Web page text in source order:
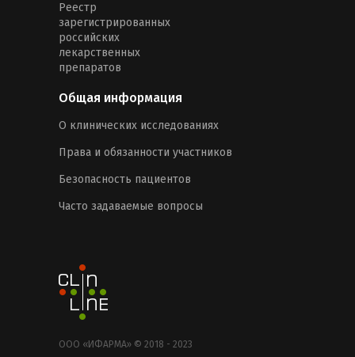
Реестр
зарегистрированных
российских
лекарственных
препаратов
Общая информация
О клинических исследованиях
Права и обязанности участников
Безопасность пациентов
Часто задаваемые вопросы
ООО «ИФАРМА» © 2018 - 2023